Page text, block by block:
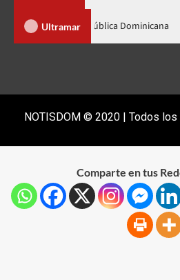
Ultramar
un avión construído en República
NOTISDOM © 2020 | Todos
Comparte en tus